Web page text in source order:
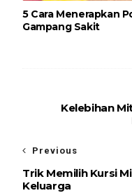
5 Cara Menerapkan
Gampang Sakit
Kelebihan
Previous
Trik Memilih Kursi
Keluarga